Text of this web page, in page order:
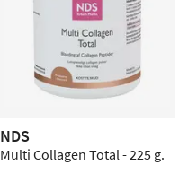
NDS
Multi Collagen Total - 225 g.